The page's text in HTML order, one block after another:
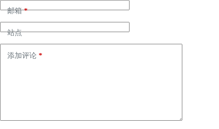
邮箱*
站点
添加评论 *